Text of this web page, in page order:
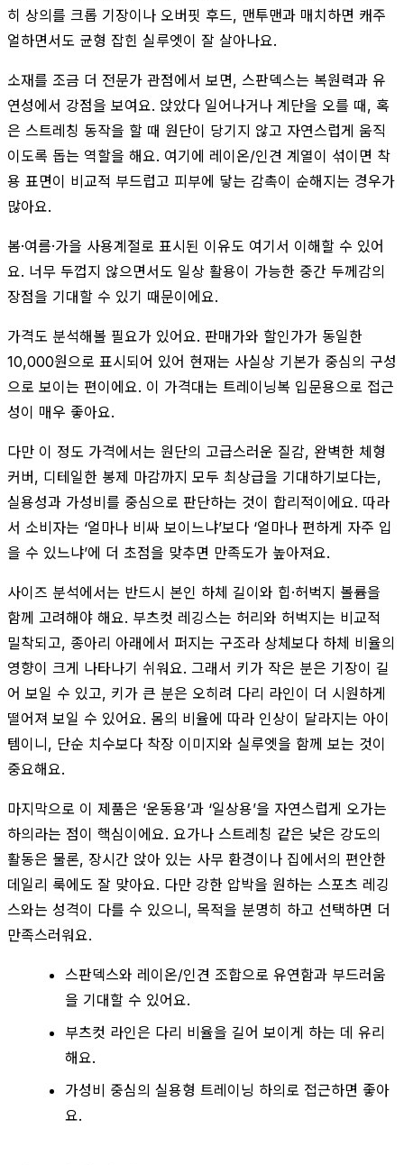
히 상의를 크롭 기장이나 오버핏 후드, 맨투맨과 매치하면 캐주
얼하면서도 균형 잡힌 실루엣이 잘 살아나요.
소재를 조금 더 전문가 관점에서 보면, 스판덱스는 복원력과 유
연성에서 강점을 보여요. 앉았다 일어나거나 계단을 오를 때, 혹
은 스트레칭 동작을 할 때 원단이 당기지 않고 자연스럽게 움직
이도록 돕는 역할을 해요. 여기에 레이온/인견 계열이 섞이면 착
용 표면이 비교적 부드럽고 피부에 닿는 감촉이 순해지는 경우가
많아요.
봄·여름·가을 사용계절로 표시된 이유도 여기서 이해할 수 있어
요. 너무 두껍지 않으면서도 일상 활용이 가능한 중간 두께감의
장점을 기대할 수 있기 때문이에요.
가격도 분석해볼 필요가 있어요. 판매가와 할인가가 동일한
10,000원으로 표시되어 있어 현재는 사실상 기본가 중심의 구성
으로 보이는 편이에요. 이 가격대는 트레이닝복 입문용으로 접근
성이 매우 좋아요.
다만 이 정도 가격에서는 원단의 고급스러운 질감, 완벽한 체형
커버, 디테일한 봉제 마감까지 모두 최상급을 기대하기보다는,
실용성과 가성비를 중심으로 판단하는 것이 합리적이에요. 따라
서 소비자는 ‘얼마나 비싸 보이느냐’보다 ‘얼마나 편하게 자주 입
을 수 있느냐’에 더 초점을 맞추면 만족도가 높아져요.
사이즈 분석에서는 반드시 본인 하체 길이와 힙·허벅지 볼륨을
함께 고려해야 해요. 부츠컷 레깅스는 허리와 허벅지는 비교적
밀착되고, 종아리 아래에서 퍼지는 구조라 상체보다 하체 비율의
영향이 크게 나타나기 쉬워요. 그래서 키가 작은 분은 기장이 길
어 보일 수 있고, 키가 큰 분은 오히려 다리 라인이 더 시원하게
떨어져 보일 수 있어요. 몸의 비율에 따라 인상이 달라지는 아이
템이니, 단순 치수보다 착장 이미지와 실루엣을 함께 보는 것이
중요해요.
마지막으로 이 제품은 ‘운동용’과 ‘일상용’을 자연스럽게 오가는
하의라는 점이 핵심이에요. 요가나 스트레칭 같은 낮은 강도의
활동은 물론, 장시간 앉아 있는 사무 환경이나 집에서의 편안한
데일리 룩에도 잘 맞아요. 다만 강한 압박을 원하는 스포츠 레깅
스와는 성격이 다를 수 있으니, 목적을 분명히 하고 선택하면 더
만족스러워요.
스판덱스와 레이온/인견 조합으로 유연함과 부드러움
을 기대할 수 있어요.
부츠컷 라인은 다리 비율을 길어 보이게 하는 데 유리
해요.
가성비 중심의 실용형 트레이닝 하의로 접근하면 좋아
요.